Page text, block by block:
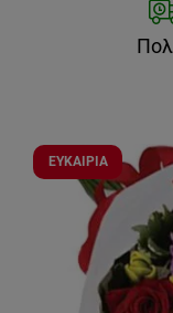
ΕΥΚΑΙΡΙΑ